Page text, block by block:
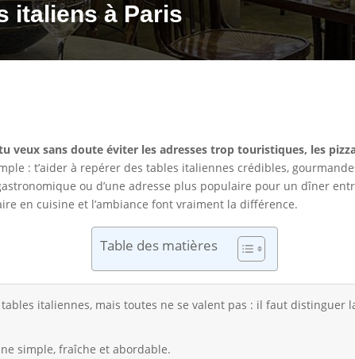
italiens à Paris
veux sans doute éviter les adresses trop touristiques, les
: t’aider à repérer des tables italiennes crédibles,
ou d’une adresse plus populaire pour un dîner
en cuisine et l’ambiance font vraiment la différence.
Table des matières
italiennes, mais toutes ne se valent pas : il faut distinguer
simple, fraîche et abordable.